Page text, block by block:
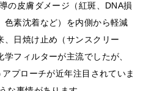
の皮膚ダメージ（紅斑、DNA損
色素沈着など）を内側から軽減
、日焼け止め（サンスクリー
フィルターが主流でしたが、
プローチが近年注目されていま